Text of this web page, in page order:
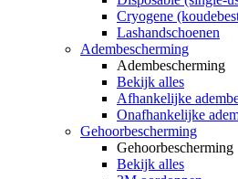
Cryogene
Lashandschoenen
Adembescherming
Adembescherming
Bekijk alles
Afhankelijke
Onafhankelijke
Gehoorbescherming
Gehoorbescherming
Bekijk alles